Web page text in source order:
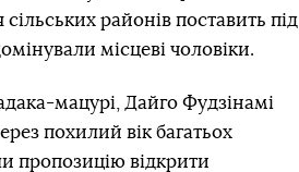
районів поставить під
місцеві чоловіки.
мацурі, Дайго Фудзінамі
похилий вік багатьох
пропозицію відкрити